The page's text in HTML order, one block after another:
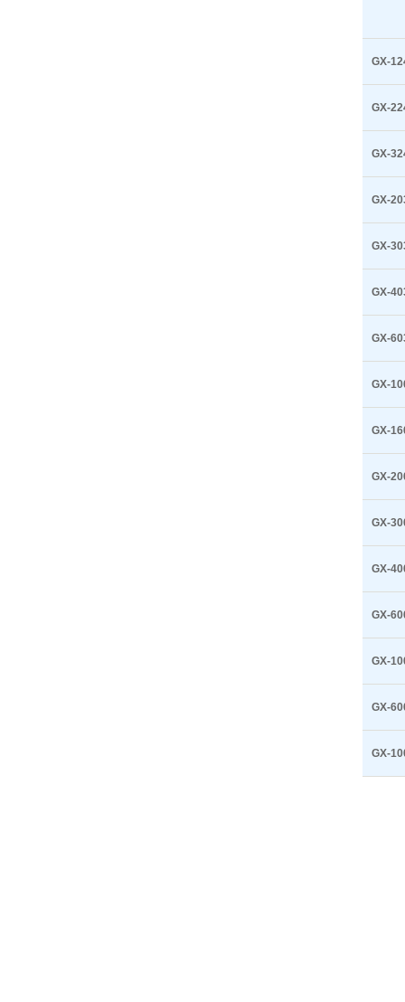
GX-
GX-
GX-
GX-
GX-
GX-
GX-
GX-
GX-
GX-
GX-
GX-
GX-
GX-
GX-
GX-